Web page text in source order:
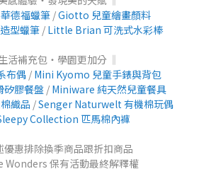
德福蠟筆/Giotto 兒童繪畫顏料
型蠟筆/ Little Brian 可洗式水彩棒
活補充包‧學園更加分 ‖
布偶 / Mini Kyomo 兒童手錶與背包
膠餐盤/ Miniware 純天然兒童餐具
織品 /Senger Naturwelt 有機棉玩偶
Collection 匹馬棉內褲
優惠排除換季商品跟折扣商品
Wonders 保有活動最終解釋權